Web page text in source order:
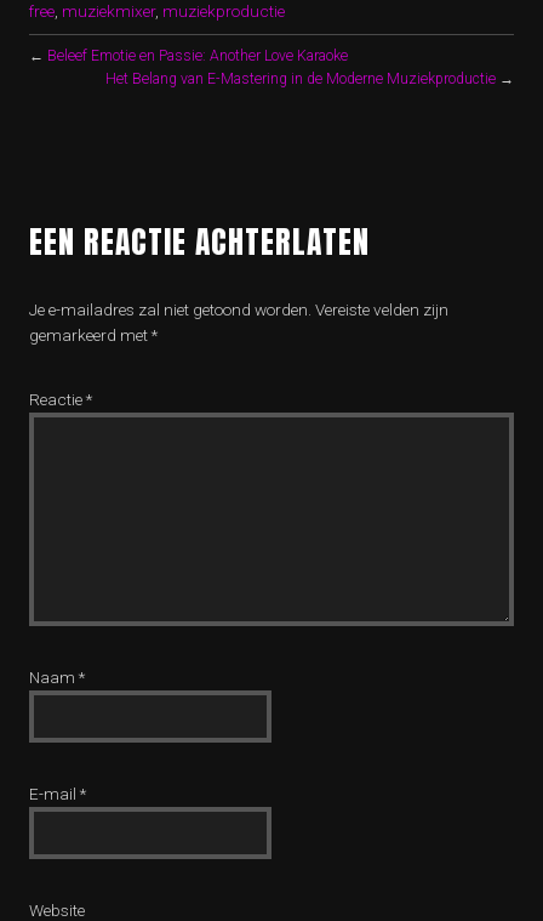
free muziekmixer, muziekproductie
← Beleef Emotie en Passie: Another Love Karaoke
Het Belang van E-Mastering in de Moderne Muziekproductie →
EEN REACTIE ACHTERLATEN
Je e-mailadres zal niet getoond worden. Vereiste velden zijn
gemarkeerd met*
Reactie*
Naam *
E-mail *
Website